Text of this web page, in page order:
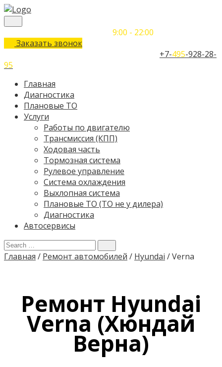
9:00 - 22:00
Заказать звонок
+7-495-928-28-
95
Главная
Диагностика
Плановые ТО
Услуги
Работы по двигателю
Трансмиссия (КПП)
Ходовая часть
Тормозная система
Рулевое управление
Система охлаждения
Выхлопная система
Плановые ТО (ТО не у дилера)
Диагностика
Автосервисы
Главная / Ремонт автомобилей / Hyundai /Verna
Ремонт Hyundai
Verna (Хюндай
Верна)